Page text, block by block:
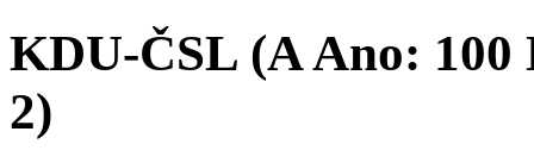
KDU-ČSL (AAno: 100
2)